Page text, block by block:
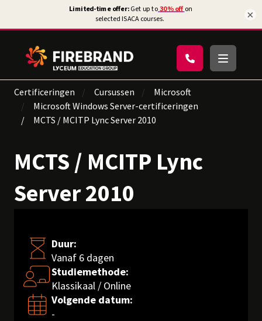
Certificeringen Cursussen
Microsoft
Microsoft Windows Server-certificeringen
MCTS / MCITP Lync Server 2010
MCTS / MCITP Lync
Server 2010
Duur:
Vanaf 6 dagen
Studiemethode:
Klassikaal / Online
Volgende datum:
-
×